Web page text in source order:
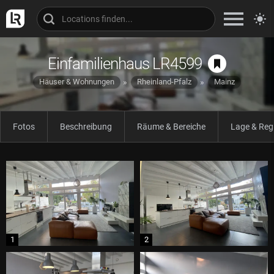
Einfamilienhaus LR4599
Häuser & Wohnungen Rheinland-Pfalz Mainz
Fotos Beschreibung Räume & Bereiche Lage &